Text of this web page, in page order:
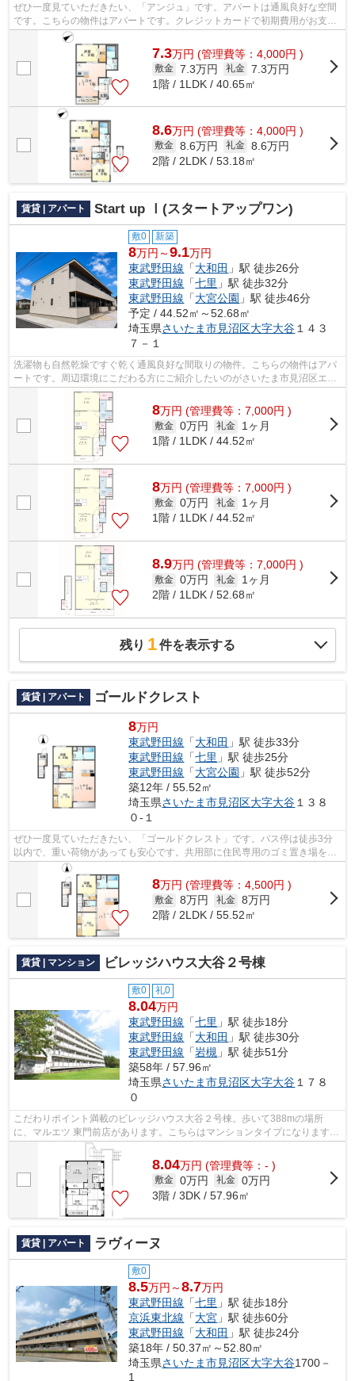
ぜひ一度見ていただきたい、「アンジュ」です。アパートは通風良好な空間
です。こちらの物件はアパートです。クレジットカードで初期費用がお支払
いいただけるので、決済の手間が軽減...
7.3万円 (管理費等：4,000円 )
敷金 7.3万円 礼金 7.3万円
1階 / 1LDK / 40.65㎡
8.6万円 (管理費等：4,000円 )
敷金 8.6万円 礼金 8.6万円
2階 / 2LDK / 53.18㎡
賃貸 | アパート Start up Ⅰ(スタートアップワン)
敷0 新築
8万円～9.1万円
東武野田線 「大和田 」駅 徒歩26分
東武野田線 「七里 」駅 徒歩32分
東武野田線 「大宮公園 」駅 徒歩46分
予定 / 44.52㎡～52.68㎡
埼玉県さいたま市見沼区大字大谷 １４３
７－１
洗濯物も自然乾燥ですぐ乾く通風良好な間取りの物件。こちらの物件はアパ
ートです。周辺環境にこだわる方にご紹介したいのがさいたま市見沼区エリ
アです。当社では、特に東武野田線大...
8万円 (管理費等：7,000円 )
敷金 0万円 礼金
1ヶ月
1階 / 1LDK / 44.52㎡
8万円 (管理費等：7,000円 )
敷金 0万円 礼金
1ヶ月
1階 / 1LDK / 44.52㎡
8.9万円 (管理費等：7,000円 )
敷金 0万円 礼金
1ヶ月
2階 / 1LDK / 52.68㎡
残り 1件を表示する
賃貸 | アパート ゴールドクレスト
8万円
東武野田線 「大和田 」駅 徒歩33分
東武野田線 「七里 」駅 徒歩25分
東武野田線 「大宮公園 」駅 徒歩52分
築12年 / 55.52㎡
埼玉県さいたま市見沼区大字大谷 １３８
０-１
ぜひ一度見ていただきたい、「ゴールドクレスト」です。バス停は徒歩3分
以内で、重い荷物があっても安心です。共用部に住民専用のゴミ置き場を備
えているので、面倒なゴミ出しも楽にな...
8万円 (管理費等：4,500円 )
敷金 8万円 礼金 8万円
2階 / 2LDK / 55.52㎡
賃貸 | マンション ビレッジハウス大谷２号棟
敷0 礼0
8.04万円
東武野田線 「七里 」駅 徒歩18分
東武野田線 「大和田 」駅 徒歩30分
東武野田線 「岩槻 」駅 徒歩51分
築58年 / 57.96㎡
埼玉県さいたま市見沼区大字大谷１７８
０
こだわりポイント満載のビレッジハウス大谷２号棟。歩いて388mの場所
に、マルエツ 東門前店があります。こちらはマンションタイプになります。
2駅利用可能でアクセスの良いマンション...
8.04万円 (管理費等：- )
敷金 0万円 礼金 0万円
3階 / 3DK / 57.96㎡
賃貸 | アパート ラヴィーヌ
敷0
8.5万円～8.7万円
東武野田線 「七里 」駅 徒歩18分
京浜東北線 「大宮 」駅 徒歩60分
東武野田線 「大和田 」駅 徒歩24分
築18年 / 50.37㎡～52.80㎡
埼玉県さいたま市見沼区大字大谷1700－
1